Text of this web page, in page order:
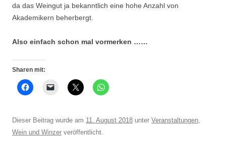
da das Weingut ja bekanntlich eine hohe Anzahl von
Akademikern beherbergt.
Also einfach schon mal vormerken ……
Sharen mit:
Dieser Beitrag wurde am 11. August 2018 unter Veranstaltungen
Wein und Winzer veröffentlicht.